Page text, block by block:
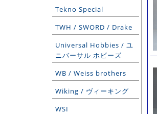
Tekno Special
TWH / SWORD / Drake
Universal Hobbies / ユ
ニバーサル ホビーズ
WB / Weiss brothers
Wiking / ヴィーキング
WSI